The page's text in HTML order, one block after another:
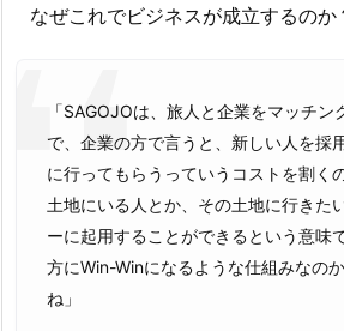
なぜこれでビジネスが成立するのか
「SAGOJOは、旅人と企業をマッチン
で、企業の方で言うと、新しい人を採
に行ってもらうっていうコストを割く
土地にいる人とか、その土地に行きた
ーに起用することができるという意味
方にWin-Winになるような仕組みなの
ね」